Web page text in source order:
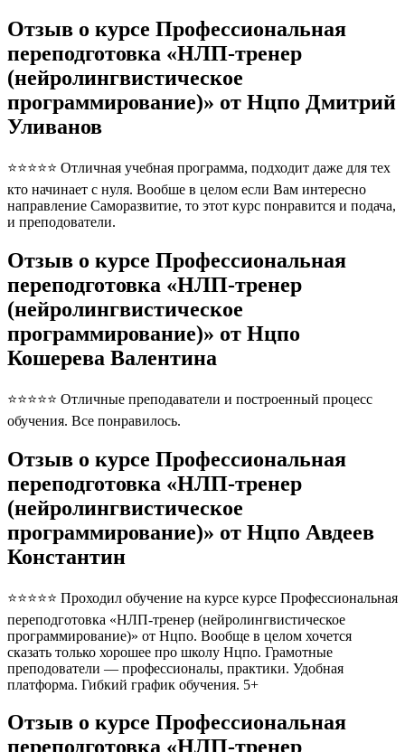
Отзыв о курсе Профессиональная
переподготовка «НЛП-тренер
(нейролингвистическое
программирование)» от Нцпо Дмитрий
Уливанов
⭐⭐⭐⭐⭐ Отличная учебная программа, подходит даже для тех
кто начинает с нуля. Вообше в целом если Вам интересно
направление Саморазвитие, то этот курс понравится и подача,
и преподователи.
Отзыв о курсе Профессиональная
переподготовка «НЛП-тренер
(нейролингвистическое
программирование)» от Нцпо
Кошерева Валентина
⭐⭐⭐⭐⭐ Отличные преподаватели и построенный процесс
обучения. Все понравилось.
Отзыв о курсе Профессиональная
переподготовка «НЛП-тренер
(нейролингвистическое
программирование)» от Нцпо Авдеев
Константин
⭐⭐⭐⭐⭐ Проходил обучение на курсе курсе Профессиональная
переподготовка «НЛП-тренер (нейролингвистическое
программирование)» от Нцпо. Вообще в целом хочется
сказать только хорошее про школу Нцпо. Грамотные
преподователи — профессионалы, практики. Удобная
платформа. Гибкий график обучения. 5+
Отзыв о курсе Профессиональная
переподготовка «НЛП-тренер